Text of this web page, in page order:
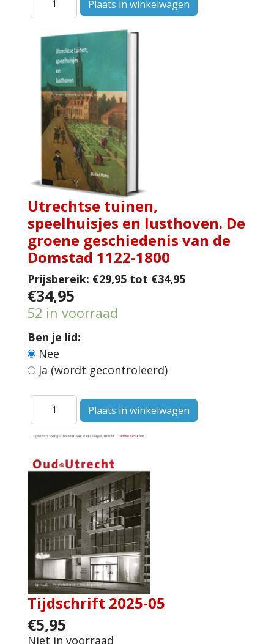
Utrechtse tuinen,
speelhuisjes en lusthoven. De
groene geschiedenis van de
Domstad 1122-1800
Prijsbereik: €29,95 tot €34,95
€34,95
52 in voorraad
Ben je lid:
Nee
Ja (wordt gecontroleerd)
Tijdschrift 2025-05
€5,95
Niet in voorraad